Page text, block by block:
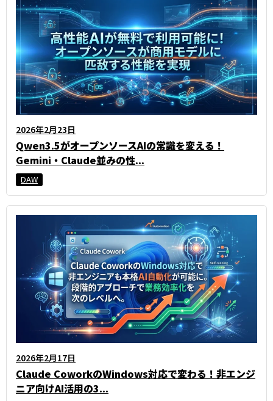
2026年2月23日
Qwen3.5がオープンソースAIの常識を変える！
Gemini・Claude並みの性...
DAW
2026年2月17日
Claude CoworkのWindows対応で変わる！非エンジ
ニア向けAI活用の3...